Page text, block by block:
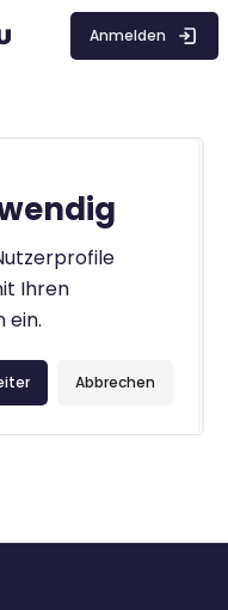
Anmelden
Ihren
ein.
Abbrechen